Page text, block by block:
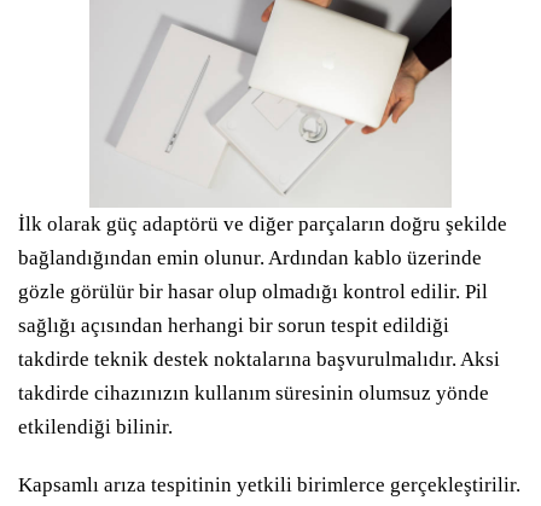
İlk olarak güç adaptörü ve diğer parçaların doğru şekilde
bağlandığından emin olunur. Ardından kablo üzerinde
gözle görülür bir hasar olup olmadığı kontrol edilir. Pil
sağlığı açısından herhangi bir sorun tespit edildiği
takdirde teknik destek noktalarına başvurulmalıdır. Aksi
takdirde cihazınızın kullanım süresinin olumsuz yönde
etkilendiği bilinir.
Kapsamlı arıza tespitinin yetkili birimlerce gerçekleştirilir.